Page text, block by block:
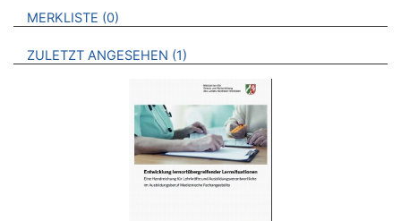
VERWEISE AUF VERMERKTE- ODER ZULETZT ANGESEHENE
MERKLISTE 0 BROSCHÜREN
ZULETZT ANGESEHEN 1 BROSCHÜREN